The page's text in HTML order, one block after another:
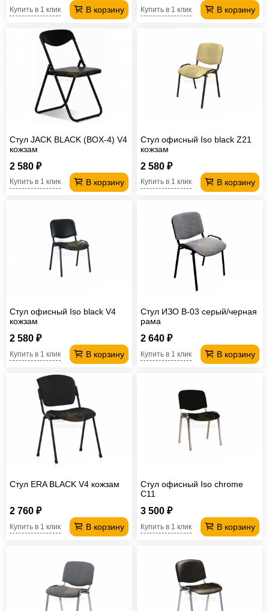
В корзину
Купить в 1 клик В корзину
Купить в 1 клик
Стул JACK BLACK (BOX-4) V4
кожзам
2 580 ₽
В корзину
Купить в 1 клик
Стул офисный Iso black Z21
кожзам
2 580 ₽
В корзину
Купить в 1 клик
Стул офисный Iso black V4
кожзам
2 580 ₽
В корзину
Купить в 1 клик
Стул ИЗО В-03 серый/черная
рама
2 640 ₽
В корзину
Купить в 1 клик
Стул ERA BLACK V4 кожзам
2 760 ₽
В корзину
Купить в 1 клик
Стул офисный Iso chrome
C11
3 500 ₽
В корзину
Купить в 1 клик